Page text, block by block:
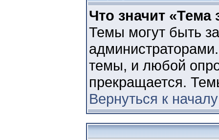
Что значит «Тема
Темы могут быть
темы, и любой
прекращается.
Вернуться к началу